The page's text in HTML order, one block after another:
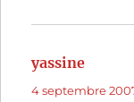
yassine
4 septembre